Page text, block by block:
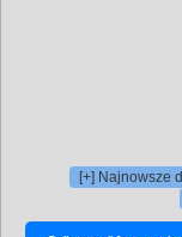
[+] Najnowsze